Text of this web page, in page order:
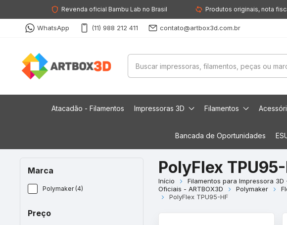
Revenda oficial Bambu Lab no Brasil Produtos originais, nota
WhatsApp (11) 988 212 411 contato@artbox3d.com.br
Atacadão - Filamentos Impressoras 3D Filamentos
Bancada de Oportunidades
Marca
Polymaker (4)
Preço
PolyFlex
Início
Filamentos para Impressora 3D
Oficiais - ARTBOX3D
Polymaker
PolyFlex TPU95-HF